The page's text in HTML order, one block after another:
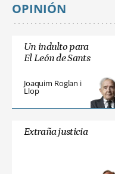
OPINIÓN
Un indulto para
El León de Sants
Joaquim Roglan i
Llop
Extraña justicia